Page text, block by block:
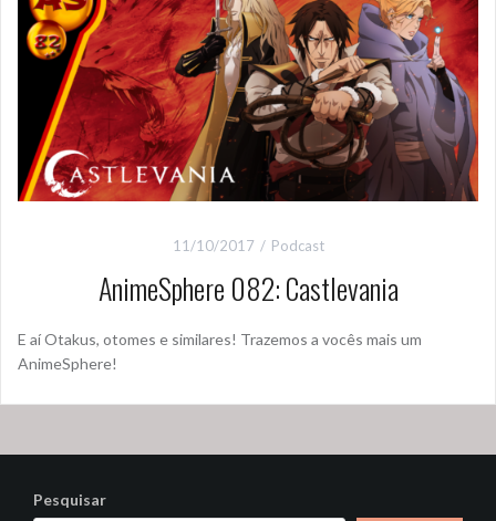
11/10/2017 Podcast
AnimeSphere 082: Castlevania
E aí Otakus, otomes e similares! Trazemos a vocês mais um
AnimeSphere!
Pesquisar